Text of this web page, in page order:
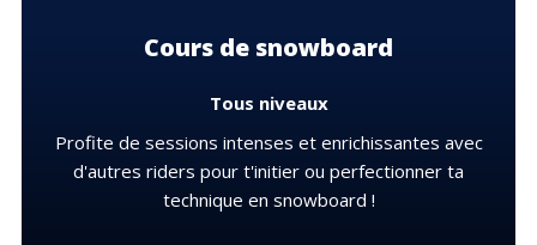
Cours de snowboard
Tous niveaux
Profite de sessions intenses et enrichissantes avec
d'autres riders pour t'initier ou perfectionner ta
technique en snowboard !